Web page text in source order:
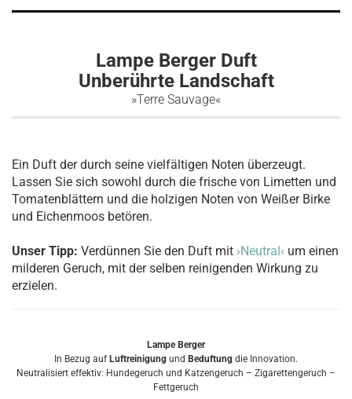
Lampe Berger Duft
Unberührte Landschaft
»Terre Sauvage«
Ein Duft der durch seine vielfältigen Noten überzeugt.
Lassen Sie sich sowohl durch die frische von Limetten und
Tomatenblättern und die holzigen Noten von Weißer Birke
und Eichenmoos betören.​
Unser Tipp: Verdünnen Sie den Duft mit ›Neutral‹ um einen
milderen Geruch, mit der selben reinigenden Wirkung zu
erzielen.
Lampe Berger
In Bezug auf Luftreinigung und Beduftung die Innovation.
Neutralisiert effektiv: Hundegeruch und Katzengeruch – Zigarettengeruch –
Fettgeruch